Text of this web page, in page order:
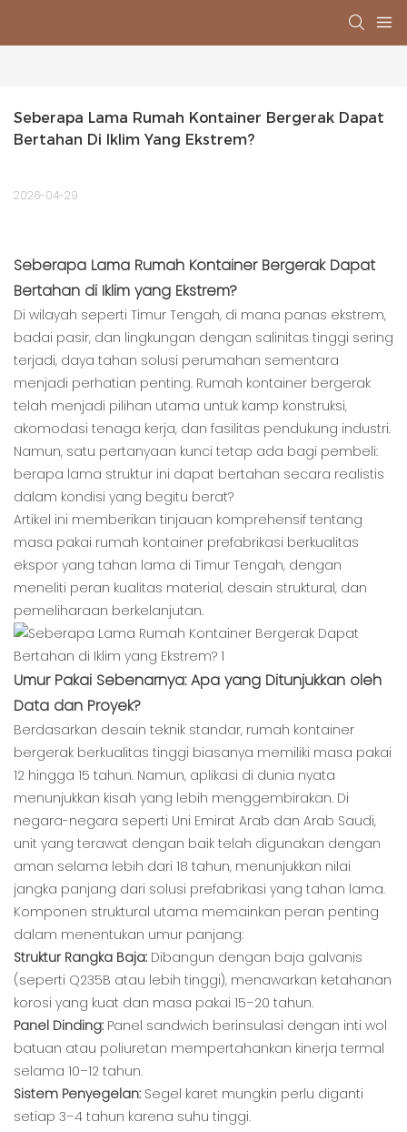
Seberapa Lama Rumah Kontainer Bergerak Dapat
Bertahan Di Iklim Yang Ekstrem?
2026-04-29
Seberapa Lama Rumah Kontainer Bergerak Dapat
Bertahan di Iklim yang Ekstrem?
Di wilayah seperti Timur Tengah, di mana panas ekstrem,
badai pasir, dan lingkungan dengan salinitas tinggi sering
terjadi, daya tahan solusi perumahan sementara
menjadi perhatian penting. Rumah kontainer bergerak
telah menjadi pilihan utama untuk kamp konstruksi,
akomodasi tenaga kerja, dan fasilitas pendukung industri.
Namun, satu pertanyaan kunci tetap ada bagi pembeli:
berapa lama struktur ini dapat bertahan secara realistis
dalam kondisi yang begitu berat?
Artikel ini memberikan tinjauan komprehensif tentang
masa pakai rumah kontainer prefabrikasi berkualitas
ekspor yang tahan lama di Timur Tengah, dengan
meneliti peran kualitas material, desain struktural, dan
pemeliharaan berkelanjutan.
Umur Pakai Sebenarnya: Apa yang Ditunjukkan oleh
Data dan Proyek?
Berdasarkan desain teknik standar, rumah kontainer
bergerak berkualitas tinggi biasanya memiliki masa pakai
12 hingga 15 tahun. Namun, aplikasi di dunia nyata
menunjukkan kisah yang lebih menggembirakan. Di
negara-negara seperti Uni Emirat Arab dan Arab Saudi,
unit yang terawat dengan baik telah digunakan dengan
aman selama lebih dari 18 tahun, menunjukkan nilai
jangka panjang dari solusi prefabrikasi yang tahan lama.
Komponen struktural utama memainkan peran penting
dalam menentukan umur panjang:
Struktur Rangka Baja: Dibangun dengan baja galvanis
(seperti Q235B atau lebih tinggi), menawarkan ketahanan
korosi yang kuat dan masa pakai 15–20 tahun.
Panel Dinding: Panel sandwich berinsulasi dengan inti wol
batuan atau poliuretan mempertahankan kinerja termal
selama 10–12 tahun.
Sistem Penyegelan: Segel karet mungkin perlu diganti
setiap 3–4 tahun karena suhu tinggi.